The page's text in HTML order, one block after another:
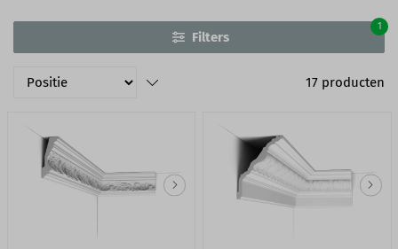
Filters
1
17 producten